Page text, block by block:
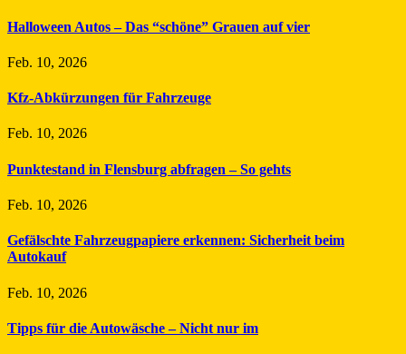
Halloween Autos – Das “schöne” Grauen auf vier
Feb. 10, 2026
Kfz-Abkürzungen für Fahrzeuge
Feb. 10, 2026
Punktestand in Flensburg abfragen – So gehts
Feb. 10, 2026
Gefälschte Fahrzeugpapiere erkennen: Sicherheit beim
Autokauf
Feb. 10, 2026
Tipps für die Autowäsche – Nicht nur im